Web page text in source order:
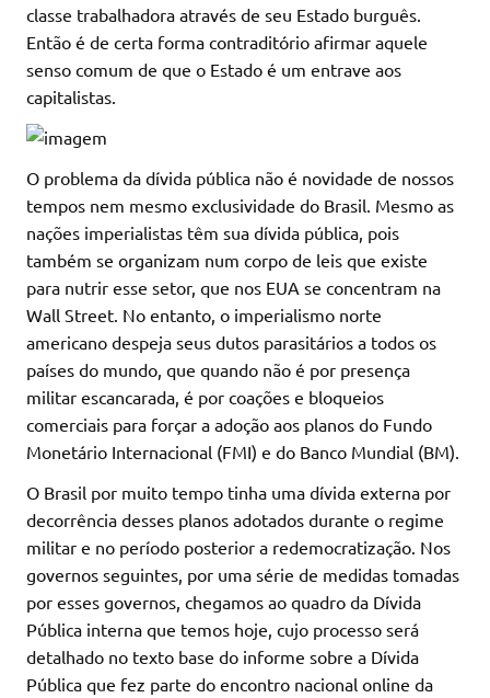
classe trabalhadora através de seu Estado burguês.
Então é de certa forma contraditório afirmar aquele
senso comum de que o Estado é um entrave aos
capitalistas.
O problema da dívida pública não é novidade de nossos
tempos nem mesmo exclusividade do Brasil. Mesmo as
nações imperialistas têm sua dívida pública, pois
também se organizam num corpo de leis que existe
para nutrir esse setor, que nos EUA se concentram na
Wall Street. No entanto, o imperialismo norte
americano despeja seus dutos parasitários a todos os
países do mundo, que quando não é por presença
militar escancarada, é por coações e bloqueios
comerciais para forçar a adoção aos planos do Fundo
Monetário Internacional (FMI) e do Banco Mundial (BM).
O Brasil por muito tempo tinha uma dívida externa por
decorrência desses planos adotados durante o regime
militar e no período posterior a redemocratização. Nos
governos seguintes, por uma série de medidas tomadas
por esses governos, chegamos ao quadro da Dívida
Pública interna que temos hoje, cujo processo será
detalhado no texto base do informe sobre a Dívida
Pública que fez parte do encontro nacional online da